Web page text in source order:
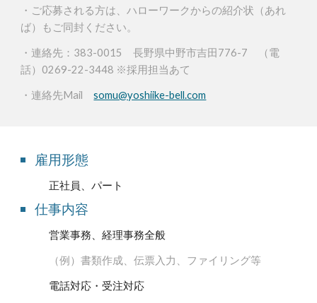
・ご応募される方は、ハローワークからの紹介状（あれ
ば）
もご同封ください。
・連絡先：383-0015 長野県中野市吉田776-7 （電
話）0269-22-3448 ※採用担当あて
・連絡先Mailsomu@yoshiike-bell.com
雇用形態
正社員 、パート
仕事内容
営業事務、経理事務全般
（例）書類作成、伝票入力、ファイリング等
電話対応・受注対応